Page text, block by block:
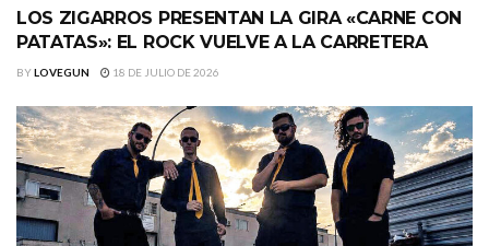
LOS ZIGARROS PRESENTAN LA GIRA «CARNE CON
PATATAS»: EL ROCK VUELVE A LA CARRETERA
BYLOVEGUN 18 DE JULIO DE 2026